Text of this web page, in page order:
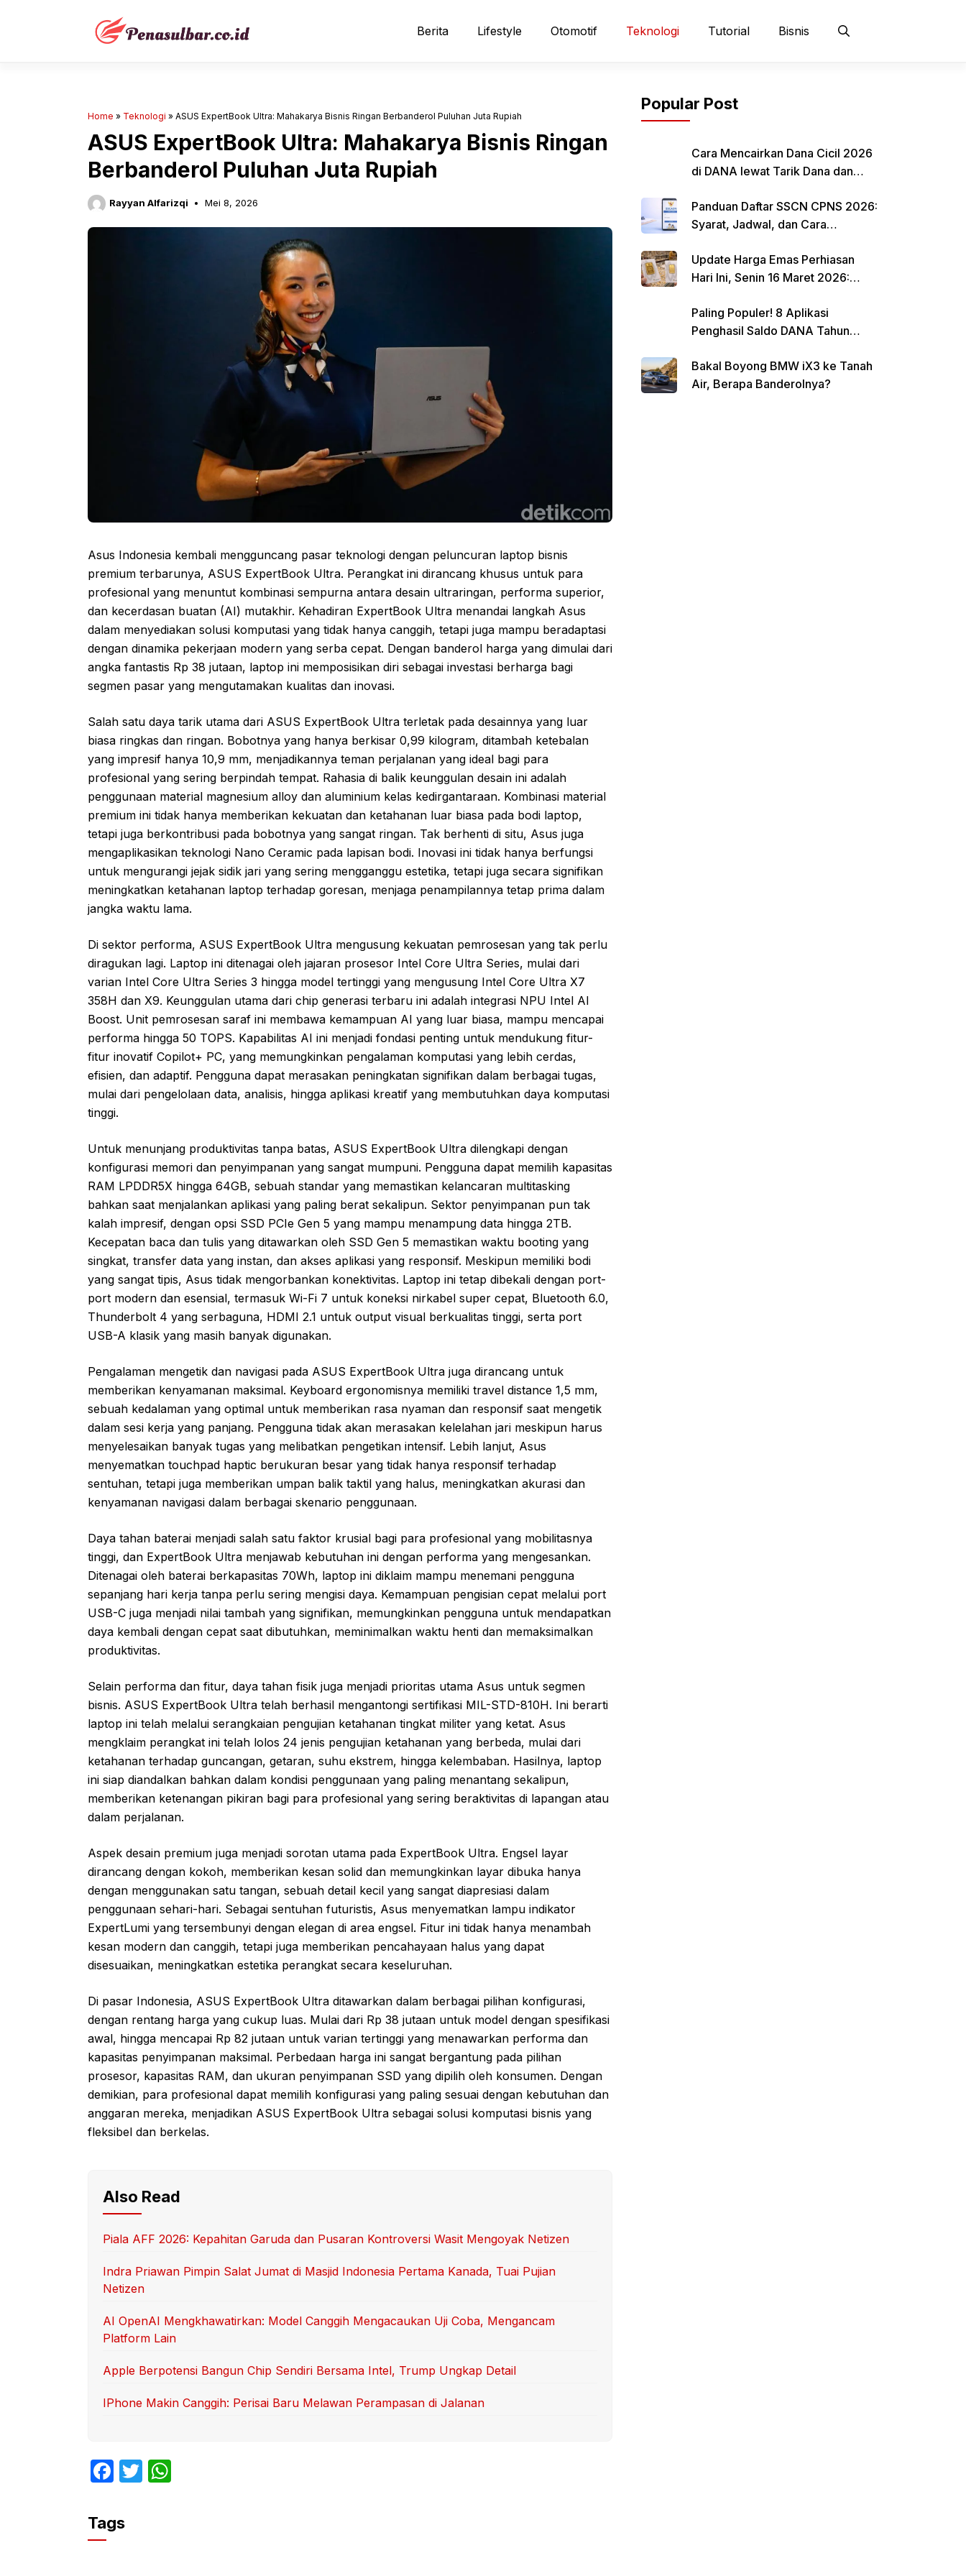
Berita Lifestyle Otomotif Teknologi Tutorial Bisnis
Home » Teknologi » ASUS ExpertBook Ultra: Mahakarya Bisnis Ringan Berbanderol Puluhan Juta Rupiah
ASUS ExpertBook Ultra: Mahakarya Bisnis Ringan
Berbanderol Puluhan Juta Rupiah
Rayyan Alfarizqi Mei 8, 2026
Asus Indonesia kembali mengguncang pasar teknologi dengan peluncuran laptop bisnis
premium terbarunya, ASUS ExpertBook Ultra. Perangkat ini dirancang khusus untuk para
profesional yang menuntut kombinasi sempurna antara desain ultraringan, performa superior,
dan kecerdasan buatan (AI) mutakhir. Kehadiran ExpertBook Ultra menandai langkah Asus
dalam menyediakan solusi komputasi yang tidak hanya canggih, tetapi juga mampu beradaptasi
dengan dinamika pekerjaan modern yang serba cepat. Dengan banderol harga yang dimulai dari
angka fantastis Rp 38 jutaan, laptop ini memposisikan diri sebagai investasi berharga bagi
segmen pasar yang mengutamakan kualitas dan inovasi.
Salah satu daya tarik utama dari ASUS ExpertBook Ultra terletak pada desainnya yang luar
biasa ringkas dan ringan. Bobotnya yang hanya berkisar 0,99 kilogram, ditambah ketebalan
yang impresif hanya 10,9 mm, menjadikannya teman perjalanan yang ideal bagi para
profesional yang sering berpindah tempat. Rahasia di balik keunggulan desain ini adalah
penggunaan material magnesium alloy dan aluminium kelas kedirgantaraan. Kombinasi material
premium ini tidak hanya memberikan kekuatan dan ketahanan luar biasa pada bodi laptop,
tetapi juga berkontribusi pada bobotnya yang sangat ringan. Tak berhenti di situ, Asus juga
mengaplikasikan teknologi Nano Ceramic pada lapisan bodi. Inovasi ini tidak hanya berfungsi
untuk mengurangi jejak sidik jari yang sering mengganggu estetika, tetapi juga secara signifikan
meningkatkan ketahanan laptop terhadap goresan, menjaga penampilannya tetap prima dalam
jangka waktu lama.
Di sektor performa, ASUS ExpertBook Ultra mengusung kekuatan pemrosesan yang tak perlu
diragukan lagi. Laptop ini ditenagai oleh jajaran prosesor Intel Core Ultra Series, mulai dari
varian Intel Core Ultra Series 3 hingga model tertinggi yang mengusung Intel Core Ultra X7
358H dan X9. Keunggulan utama dari chip generasi terbaru ini adalah integrasi NPU Intel AI
Boost. Unit pemrosesan saraf ini membawa kemampuan AI yang luar biasa, mampu mencapai
performa hingga 50 TOPS. Kapabilitas AI ini menjadi fondasi penting untuk mendukung fitur-
fitur inovatif Copilot+ PC, yang memungkinkan pengalaman komputasi yang lebih cerdas,
efisien, dan adaptif. Pengguna dapat merasakan peningkatan signifikan dalam berbagai tugas,
mulai dari pengelolaan data, analisis, hingga aplikasi kreatif yang membutuhkan daya komputasi
tinggi.
Untuk menunjang produktivitas tanpa batas, ASUS ExpertBook Ultra dilengkapi dengan
konfigurasi memori dan penyimpanan yang sangat mumpuni. Pengguna dapat memilih kapasitas
RAM LPDDR5X hingga 64GB, sebuah standar yang memastikan kelancaran multitasking
bahkan saat menjalankan aplikasi yang paling berat sekalipun. Sektor penyimpanan pun tak
kalah impresif, dengan opsi SSD PCIe Gen 5 yang mampu menampung data hingga 2TB.
Kecepatan baca dan tulis yang ditawarkan oleh SSD Gen 5 memastikan waktu booting yang
singkat, transfer data yang instan, dan akses aplikasi yang responsif. Meskipun memiliki bodi
yang sangat tipis, Asus tidak mengorbankan konektivitas. Laptop ini tetap dibekali dengan port-
port modern dan esensial, termasuk Wi-Fi 7 untuk koneksi nirkabel super cepat, Bluetooth 6.0,
Thunderbolt 4 yang serbaguna, HDMI 2.1 untuk output visual berkualitas tinggi, serta port
USB-A klasik yang masih banyak digunakan.
Pengalaman mengetik dan navigasi pada ASUS ExpertBook Ultra juga dirancang untuk
memberikan kenyamanan maksimal. Keyboard ergonomisnya memiliki travel distance 1,5 mm,
sebuah kedalaman yang optimal untuk memberikan rasa nyaman dan responsif saat mengetik
dalam sesi kerja yang panjang. Pengguna tidak akan merasakan kelelahan jari meskipun harus
menyelesaikan banyak tugas yang melibatkan pengetikan intensif. Lebih lanjut, Asus
menyematkan touchpad haptic berukuran besar yang tidak hanya responsif terhadap
sentuhan, tetapi juga memberikan umpan balik taktil yang halus, meningkatkan akurasi dan
kenyamanan navigasi dalam berbagai skenario penggunaan.
Daya tahan baterai menjadi salah satu faktor krusial bagi para profesional yang mobilitasnya
tinggi, dan ExpertBook Ultra menjawab kebutuhan ini dengan performa yang mengesankan.
Ditenagai oleh baterai berkapasitas 70Wh, laptop ini diklaim mampu menemani pengguna
sepanjang hari kerja tanpa perlu sering mengisi daya. Kemampuan pengisian cepat melalui port
USB-C juga menjadi nilai tambah yang signifikan, memungkinkan pengguna untuk mendapatkan
daya kembali dengan cepat saat dibutuhkan, meminimalkan waktu henti dan memaksimalkan
produktivitas.
Selain performa dan fitur, daya tahan fisik juga menjadi prioritas utama Asus untuk segmen
bisnis. ASUS ExpertBook Ultra telah berhasil mengantongi sertifikasi MIL-STD-810H. Ini berarti
laptop ini telah melalui serangkaian pengujian ketahanan tingkat militer yang ketat. Asus
mengklaim perangkat ini telah lolos 24 jenis pengujian ketahanan yang berbeda, mulai dari
ketahanan terhadap guncangan, getaran, suhu ekstrem, hingga kelembaban. Hasilnya, laptop
ini siap diandalkan bahkan dalam kondisi penggunaan yang paling menantang sekalipun,
memberikan ketenangan pikiran bagi para profesional yang sering beraktivitas di lapangan atau
dalam perjalanan.
Aspek desain premium juga menjadi sorotan utama pada ExpertBook Ultra. Engsel layar
dirancang dengan kokoh, memberikan kesan solid dan memungkinkan layar dibuka hanya
dengan menggunakan satu tangan, sebuah detail kecil yang sangat diapresiasi dalam
penggunaan sehari-hari. Sebagai sentuhan futuristis, Asus menyematkan lampu indikator
ExpertLumi yang tersembunyi dengan elegan di area engsel. Fitur ini tidak hanya menambah
kesan modern dan canggih, tetapi juga memberikan pencahayaan halus yang dapat
disesuaikan, meningkatkan estetika perangkat secara keseluruhan.
Di pasar Indonesia, ASUS ExpertBook Ultra ditawarkan dalam berbagai pilihan konfigurasi,
dengan rentang harga yang cukup luas. Mulai dari Rp 38 jutaan untuk model dengan spesifikasi
awal, hingga mencapai Rp 82 jutaan untuk varian tertinggi yang menawarkan performa dan
kapasitas penyimpanan maksimal. Perbedaan harga ini sangat bergantung pada pilihan
prosesor, kapasitas RAM, dan ukuran penyimpanan SSD yang dipilih oleh konsumen. Dengan
demikian, para profesional dapat memilih konfigurasi yang paling sesuai dengan kebutuhan dan
anggaran mereka, menjadikan ASUS ExpertBook Ultra sebagai solusi komputasi bisnis yang
fleksibel dan berkelas.
Also Read
Piala AFF 2026: Kepahitan Garuda dan Pusaran Kontroversi Wasit Mengoyak Netizen
Indra Priawan Pimpin Salat Jumat di Masjid Indonesia Pertama Kanada, Tuai Pujian
Netizen
AI OpenAI Mengkhawatirkan: Model Canggih Mengacaukan Uji Coba, Mengancam
Platform Lain
Apple Berpotensi Bangun Chip Sendiri Bersama Intel, Trump Ungkap Detail
IPhone Makin Canggih: Perisai Baru Melawan Perampasan di Jalanan
F
c
e
T
Tags
Popular Post
Cara Mencairkan Dana Cicil 2026
di DANA lewat Tarik Dana dan
Panduan Daftar SSCN CPNS 2026:
Syarat, Jadwal, dan Cara
Update Harga Emas Perhiasan
Hari Ini, Senin 16 Maret 2026:
Paling Populer! 8 Aplikasi
Penghasil Saldo DANA Tahun
Bakal Boyong BMW iX3 ke Tanah
Air, Berapa Banderolnya?